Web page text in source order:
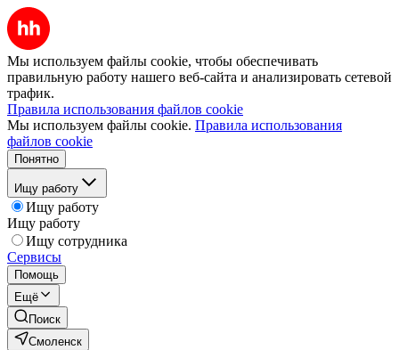
Мы используем файлы cookie, чтобы обеспечивать
правильную работу нашего веб-сайта и анализировать сетевой
трафик.
Правила использования файлов cookie
Мы используем файлы cookie. Правила использования
файлов cookie
Понятно
Ищу работу
Ищу работу
Ищу работу
Ищу сотрудника
Сервисы
Помощь
Ещё
Поиск
Смоленск